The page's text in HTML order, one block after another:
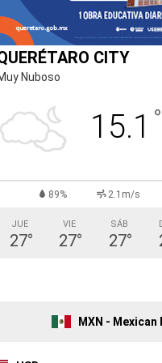
CITY
Nuboso
15.1 °
89% 2.1m/s
JUE
27°
VIE
27°
SÁB
27°
MXN - Mexican